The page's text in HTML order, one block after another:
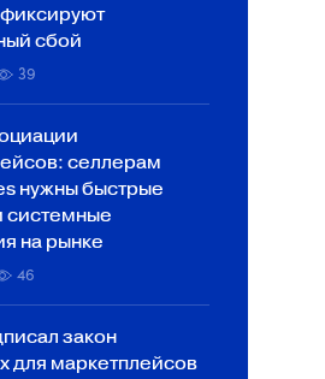
фиксируют
сбой
39
селлерам
нужны быстрые
системные
на рынке
46
закон
для маркетплейсов